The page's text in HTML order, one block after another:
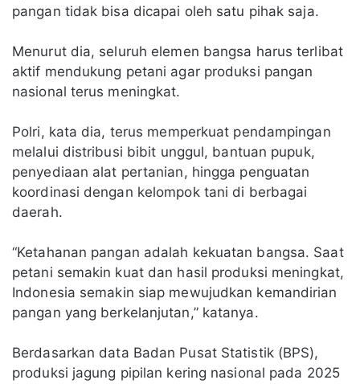
pangan tidak bisa dicapai oleh satu pihak saja.
Menurut dia, seluruh elemen bangsa harus terlibat
aktif mendukung petani agar produksi pangan
nasional terus meningkat.
Polri, kata dia, terus memperkuat pendampingan
melalui distribusi bibit unggul, bantuan pupuk,
penyediaan alat pertanian, hingga penguatan
koordinasi dengan kelompok tani di berbagai
daerah.
“Ketahanan pangan adalah kekuatan bangsa. Saat
petani semakin kuat dan hasil produksi meningkat,
Indonesia semakin siap mewujudkan kemandirian
pangan yang berkelanjutan,” katanya.
Berdasarkan data Badan Pusat Statistik (BPS),
produksi jagung pipilan kering nasional pada 2025